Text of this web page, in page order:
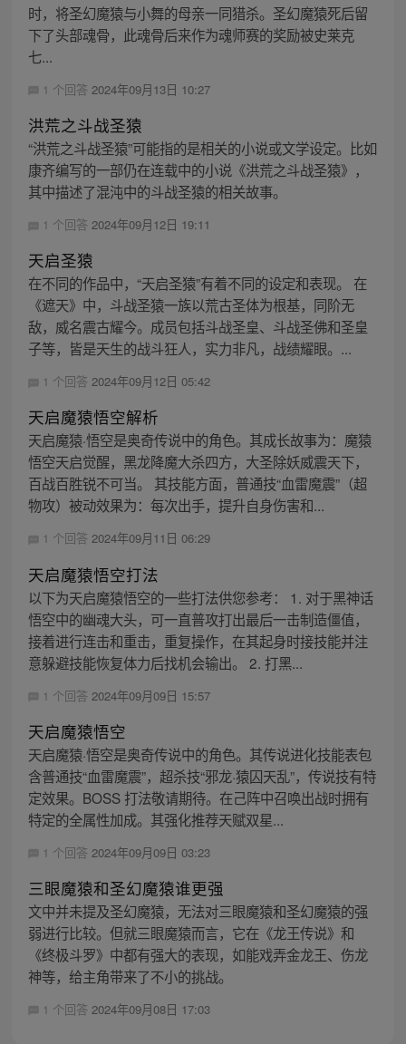
时，将圣幻魔猿与小舞的母亲一同猎杀。圣幻魔猿死后留
下了头部魂骨，此魂骨后来作为魂师赛的奖励被史莱克
七...
1 个回答 2024年09月13日 10:27
洪荒之斗战圣猿
“洪荒之斗战圣猿”可能指的是相关的小说或文学设定。比如
康齐编写的一部仍在连载中的小说《洪荒之斗战圣猿》，
其中描述了混沌中的斗战圣猿的相关故事。
1 个回答 2024年09月12日 19:11
天启圣猿
在不同的作品中，“天启圣猿”有着不同的设定和表现。 在
《遮天》中，斗战圣猿一族以荒古圣体为根基，同阶无
敌，威名震古耀今。成员包括斗战圣皇、斗战圣佛和圣皇
子等，皆是天生的战斗狂人，实力非凡，战绩耀眼。...
1 个回答 2024年09月12日 05:42
天启魔猿悟空解析
天启魔猿·悟空是奥奇传说中的角色。其成长故事为：魔猿
悟空天启觉醒，黑龙降魔大杀四方，大圣除妖威震天下，
百战百胜锐不可当。 其技能方面，普通技“血雷魔震”（超
物攻）被动效果为：每次出手，提升自身伤害和...
1 个回答 2024年09月11日 06:29
天启魔猿悟空打法
以下为天启魔猿悟空的一些打法供您参考： 1. 对于黑神话
悟空中的幽魂大头，可一直普攻打出最后一击制造僵值，
接着进行连击和重击，重复操作，在其起身时接技能并注
意躲避技能恢复体力后找机会输出。 2. 打黑...
1 个回答 2024年09月09日 15:57
天启魔猿悟空
天启魔猿·悟空是奥奇传说中的角色。其传说进化技能表包
含普通技“血雷魔震”，超杀技“邪龙·猿囚天乱”，传说技有特
定效果。BOSS 打法敬请期待。在己阵中召唤出战时拥有
特定的全属性加成。其强化推荐天赋双星...
1 个回答 2024年09月09日 03:23
三眼魔猿和圣幻魔猿谁更强
文中并未提及圣幻魔猿，无法对三眼魔猿和圣幻魔猿的强
弱进行比较。但就三眼魔猿而言，它在《龙王传说》和
《终极斗罗》中都有强大的表现，如能戏弄金龙王、伤龙
神等，给主角带来了不小的挑战。
1 个回答 2024年09月08日 17:03